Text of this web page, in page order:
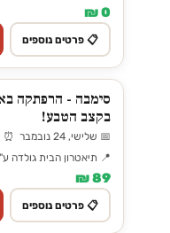
0 ₪
📋 פרטים נוספים
סימבה - הרפתקה
בקצב הטבע!
📅 שלישי, 24 נובמבר ⏰ 17:30
📍 תיאטרון הבית גולדה
89 ₪
📋 פרטים נוספים